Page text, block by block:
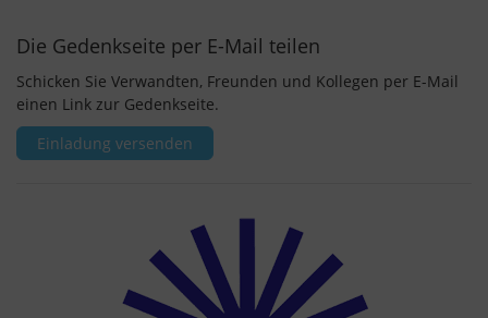
Die Gedenkseite per E-Mail teilen
Schicken Sie Verwandten, Freunden und Kollegen per E-Mail
einen Link zur Gedenkseite.
Einladung versenden